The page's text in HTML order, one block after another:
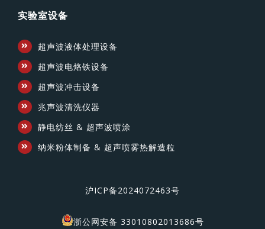
实验室设备
超声波液体处理设备
超声波电烙铁设备
超声波冲击设备
兆声波清洗仪器
静电纺丝 & 超声波喷涂
纳米粉体制备 & 超声喷雾热解造粒
沪ICP备2024072463号
浙公网安备 33010802013686号